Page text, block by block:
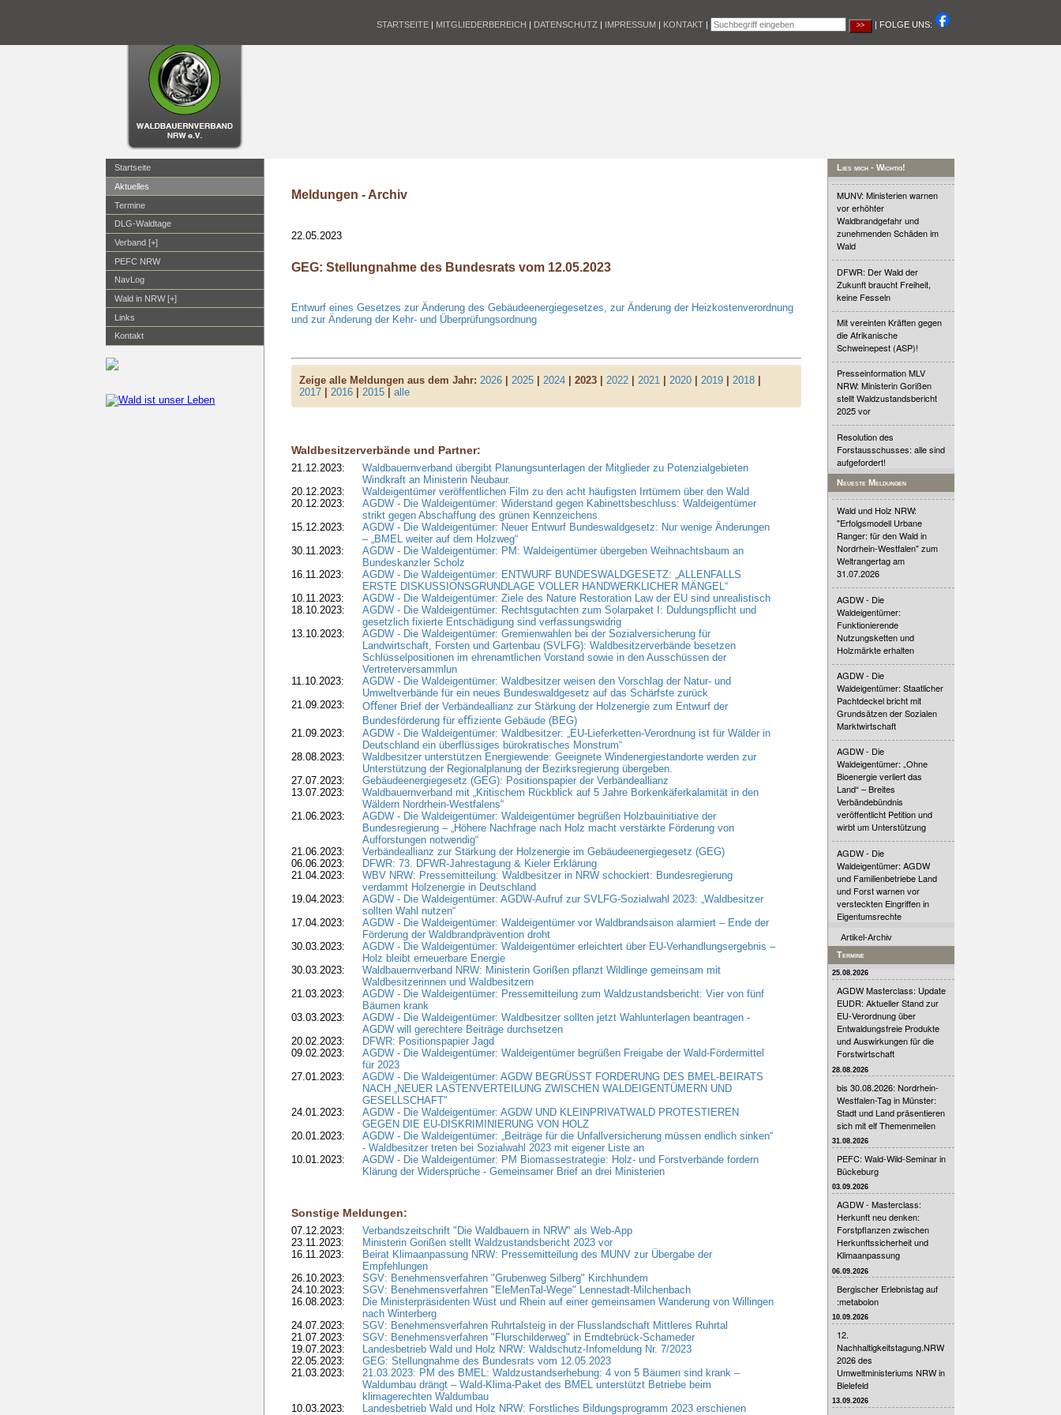
STARTSEITE | MITGLIEDERBEREICH | DATENSCHUTZ | IMPRESSUM | KONTAKT | | FOLGE UNS:
Startseite
Aktuelles
Termine
DLG-Waldtage
Verband [+]
PEFC NRW
NavLog
Wald in NRW [+]
Links
Kontakt
Meldungen - Archiv
22.05.2023
GEG: Stellungnahme des Bundesrats vom 12.05.2023
Entwurf eines Gesetzes zur Änderung des Gebäudeenergiegesetzes, zur Änderung der Heizkostenverordnung
und zur Änderung der Kehr- und Überprüfungsordnung
Zeige alle Meldungen aus dem Jahr: 2026| 2025| 2024| 2023 | 2022| 2021| 2020| 2019| 2018|
2017| 2016| 2015| alle
Waldbesitzerverbände und Partner:
21.12.2023:
Waldbauernverband übergibt Planungsunterlagen der Mitglieder zu Potenzialgebieten
Windkraft an Ministerin Neubaur.
20.12.2023:
Waldeigentümer veröffentlichen Film zu den acht häufigsten Irrtümern über den Wald
20.12.2023:
AGDW - Die Waldeigentümer: Widerstand gegen Kabinettsbeschluss: Waldeigentümer
strikt gegen Abschaffung des grünen Kennzeichens
15.12.2023:
AGDW - Die Waldeigentümer: Neuer Entwurf Bundeswaldgesetz: Nur wenige Änderungen
– „BMEL weiter auf dem Holzweg“
30.11.2023:
AGDW - Die Waldeigentümer: PM: Waldeigentümer übergeben Weihnachtsbaum an
Bundeskanzler Scholz
16.11.2023:
AGDW - Die Waldeigentümer: ENTWURF BUNDESWALDGESETZ: „ALLENFALLS
ERSTE DISKUSSIONSGRUNDLAGE VOLLER HANDWERKLICHER MÄNGEL“
10.11.2023:
AGDW - Die Waldeigentümer: Ziele des Nature Restoration Law der EU sind unrealistisch
18.10.2023:
AGDW - Die Waldeigentümer: Rechtsgutachten zum Solarpaket I: Duldungspflicht und
gesetzlich fixierte Entschädigung sind verfassungswidrig
13.10.2023:
AGDW - Die Waldeigentümer: Gremienwahlen bei der Sozialversicherung für
Landwirtschaft, Forsten und Gartenbau (SVLFG): Waldbesitzerverbände besetzen
Schlüsselpositionen im ehrenamtlichen Vorstand sowie in den Ausschüssen der
Vertreterversammlun
11.10.2023:
AGDW - Die Waldeigentümer: Waldbesitzer weisen den Vorschlag der Natur- und
Umweltverbände für ein neues Bundeswaldgesetz auf das Schärfste zurück
21.09.2023:
Oﬀener Brief der Verbändeallianz zur Stärkung der Holzenergie zum Entwurf der
Bundesförderung für eﬃziente Gebäude (BEG)
21.09.2023:
AGDW - Die Waldeigentümer: Waldbesitzer: „EU-Lieferketten-Verordnung ist für Wälder in
Deutschland ein überflüssiges bürokratisches Monstrum“
28.08.2023:
Waldbesitzer unterstützen Energiewende: Geeignete Windenergiestandorte werden zur
Unterstützung der Regionalplanung der Bezirksregierung übergeben.
27.07.2023:
Gebäudeenergiegesetz (GEG): Positionspapier der Verbändeallianz
13.07.2023:
Waldbauernverband mit „Kritischem Rückblick auf 5 Jahre Borkenkäferkalamität in den
Wäldern Nordrhein-Westfalens“
21.06.2023:
AGDW - Die Waldeigentümer: Waldeigentümer begrüßen Holzbauinitiative der
Bundesregierung – „Höhere Nachfrage nach Holz macht verstärkte Förderung von
Aufforstungen notwendig“
21.06.2023:
Verbändeallianz zur Stärkung der Holzenergie im Gebäudeenergiegesetz (GEG)
06.06.2023:
DFWR: 73. DFWR-Jahrestagung & Kieler Erklärung
21.04.2023:
WBV NRW: Pressemitteilung: Waldbesitzer in NRW schockiert: Bundesregierung
verdammt Holzenergie in Deutschland
19.04.2023:
AGDW - Die Waldeigentümer: AGDW-Aufruf zur SVLFG-Sozialwahl 2023: „Waldbesitzer
sollten Wahl nutzen“
17.04.2023:
AGDW - Die Waldeigentümer: Waldeigentümer vor Waldbrandsaison alarmiert – Ende der
Förderung der Waldbrandprävention droht
30.03.2023:
AGDW - Die Waldeigentümer: Waldeigentümer erleichtert über EU-Verhandlungsergebnis –
Holz bleibt erneuerbare Energie
30.03.2023:
Waldbauernverband NRW: Ministerin Gorißen pflanzt Wildlinge gemeinsam mit
Waldbesitzerinnen und Waldbesitzern
21.03.2023:
AGDW - Die Waldeigentümer: Pressemitteilung zum Waldzustandsbericht: Vier von fünf
Bäumen krank
03.03.2023:
AGDW - Die Waldeigentümer: Waldbesitzer sollten jetzt Wahlunterlagen beantragen -
AGDW will gerechtere Beiträge durchsetzen
20.02.2023:
DFWR: Positionspapier Jagd
09.02.2023:
AGDW - Die Waldeigentümer: Waldeigentümer begrüßen Freigabe der Wald-Fördermittel
für 2023
27.01.2023:
AGDW - Die Waldeigentümer: AGDW BEGRÜSST FORDERUNG DES BMEL-BEIRATS
NACH „NEUER LASTENVERTEILUNG ZWISCHEN WALDEIGENTÜMERN UND
GESELLSCHAFT"
24.01.2023:
AGDW - Die Waldeigentümer: AGDW UND KLEINPRIVATWALD PROTESTIEREN
GEGEN DIE EU-DISKRIMINIERUNG VON HOLZ
20.01.2023:
AGDW - Die Waldeigentümer: „Beiträge für die Unfallversicherung müssen endlich sinken“
- Waldbesitzer treten bei Sozialwahl 2023 mit eigener Liste an
10.01.2023:
AGDW - Die Waldeigentümer: PM Biomassestrategie: Holz- und Forstverbände fordern
Klärung der Widersprüche - Gemeinsamer Brief an drei Ministerien
Sonstige Meldungen:
07.12.2023:
Verbandszeitschrift "Die Waldbauern in NRW" als Web-App
23.11.2023:
Ministerin Gorißen stellt Waldzustandsbericht 2023 vor
16.11.2023:
Beirat Klimaanpassung NRW: Pressemitteilung des MUNV zur Übergabe der
Empfehlungen
26.10.2023:
SGV: Benehmensverfahren "Grubenweg Silberg" Kirchhundem
24.10.2023:
SGV: Benehmensverfahren "EleMenTal-Wege" Lennestadt-Milchenbach
16.08.2023:
Die Ministerpräsidenten Wüst und Rhein auf einer gemeinsamen Wanderung von Willingen
nach Winterberg
24.07.2023:
SGV: Benehmensverfahren Ruhrtalsteig in der Flusslandschaft Mittleres Ruhrtal
21.07.2023:
SGV: Benehmensverfahren "Flurschilderweg" in Erndtebrück-Schameder
19.07.2023:
Landesbetrieb Wald und Holz NRW: Waldschutz-Infomeldung Nr. 7/2023
22.05.2023:
GEG: Stellungnahme des Bundesrats vom 12.05.2023
21.03.2023:
21.03.2023: PM des BMEL: Waldzustandserhebung: 4 von 5 Bäumen sind krank –
Waldumbau drängt – Wald-Klima-Paket des BMEL unterstützt Betriebe beim
klimagerechten Waldumbau
10.03.2023:
Landesbetrieb Wald und Holz NRW: Forstliches Bildungsprogramm 2023 erschienen
Lies mich - Wichtig!
MUNV: Ministerien warnen
vor erhöhter
Waldbrandgefahr und
zunehmenden Schäden im
Wald
DFWR: Der Wald der
Zukunft braucht Freiheit,
keine Fesseln
Mit vereinten Kräften gegen
die Afrikanische
Schweinepest (ASP)!
Presseinformation MLV
NRW: Ministerin Gorißen
stellt Waldzustandsbericht
2025 vor
Resolution des
Forstausschusses: alle sind
aufgefordert!
Neueste Meldungen
Wald und Holz NRW:
"Erfolgsmodell Urbane
Ranger: für den Wald in
Nordrhein-Westfalen" zum
Weltrangertag am
31.07.2026
AGDW - Die
Waldeigentümer:
Funktionierende
Nutzungsketten und
Holzmärkte erhalten
AGDW - Die
Waldeigentümer: Staatlicher
Pachtdeckel bricht mit
Grundsätzen der Sozialen
Marktwirtschaft
AGDW - Die
Waldeigentümer: „Ohne
Bioenergie verliert das
Land“ – Breites
Verbändebündnis
veröffentlicht Petition und
wirbt um Unterstützung
AGDW - Die
Waldeigentümer: AGDW
und Familienbetriebe Land
und Forst warnen vor
versteckten Eingriffen in
Eigentumsrechte
Artikel-Archiv
Termine
25.08.2026
AGDW Masterclass: Update
EUDR: Aktueller Stand zur
EU-Verordnung über
Entwaldungsfreie Produkte
und Auswirkungen für die
Forstwirtschaft
28.08.2026
bis 30.08.2026: Nordrhein-
Westfalen-Tag in Münster:
Stadt und Land präsentieren
sich mit elf Themenmeilen
31.08.2026
PEFC: Wald-Wild-Seminar in
Bückeburg
03.09.2026
AGDW - Masterclass:
Herkunft neu denken:
Forstpflanzen zwischen
Herkunftssicherheit und
Klimaanpassung
06.09.2026
Bergischer Erlebnistag auf
:metabolon
10.09.2026
12.
Nachhaltigkeitstagung.NRW
2026 des
Umweltministeriums NRW in
Bielefeld
13.09.2026